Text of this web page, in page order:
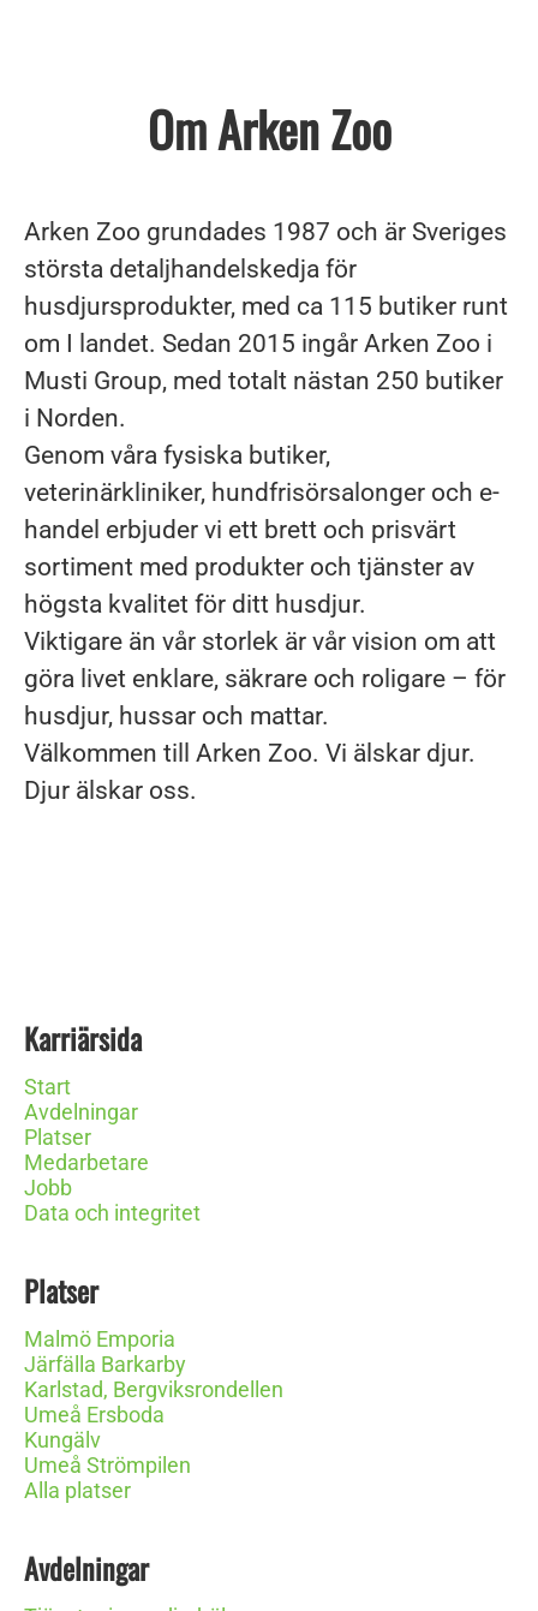
Om Arken Zoo
Arken Zoo grundades 1987 och är Sveriges
största detaljhandelskedja för
husdjursprodukter, med ca 115 butiker runt
om I landet. Sedan 2015 ingår Arken Zoo i
Musti Group, med totalt nästan 250 butiker
i Norden.
Genom våra fysiska butiker,
veterinärkliniker, hundfrisörsalonger och e-
handel erbjuder vi ett brett och prisvärt
sortiment med produkter och tjänster av
högsta kvalitet för ditt husdjur.
Viktigare än vår storlek är vår vision om att
göra livet enklare, säkrare och roligare – för
husdjur, hussar och mattar.
Välkommen till Arken Zoo. Vi älskar djur.
Djur älskar oss.
Karriärsida
Start
Avdelningar
Platser
Medarbetare
Jobb
Data och integritet
Platser
Malmö Emporia
Järfälla Barkarby
Karlstad, Bergviksrondellen
Umeå Ersboda
Kungälv
Umeå Strömpilen
Alla platser
Avdelningar